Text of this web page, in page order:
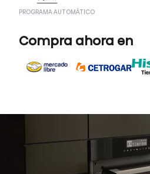
PROGRAMA AUTOMÁTICO
Compra ahora en